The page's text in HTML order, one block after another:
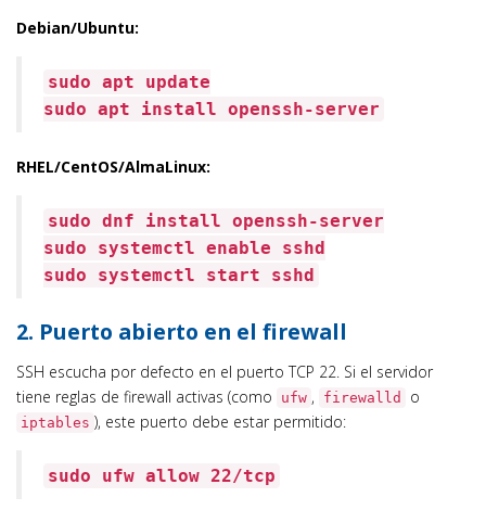
Debian/Ubuntu:
sudo apt update
sudo apt install openssh-server
RHEL/CentOS/AlmaLinux:
sudo dnf install openssh-server
sudo systemctl enable sshd
sudo systemctl start sshd
2. Puerto abierto en el firewall
SSH escucha por defecto en el puerto TCP 22. Si el servidor
tiene reglas de firewall activas (como
ufw , firewalld o
iptables ), este puerto debe estar permitido:
sudo ufw allow 22/tcp